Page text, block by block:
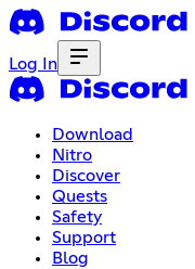
Log In
Download
Nitro
Discover
Quests
Safety
Support
Blog